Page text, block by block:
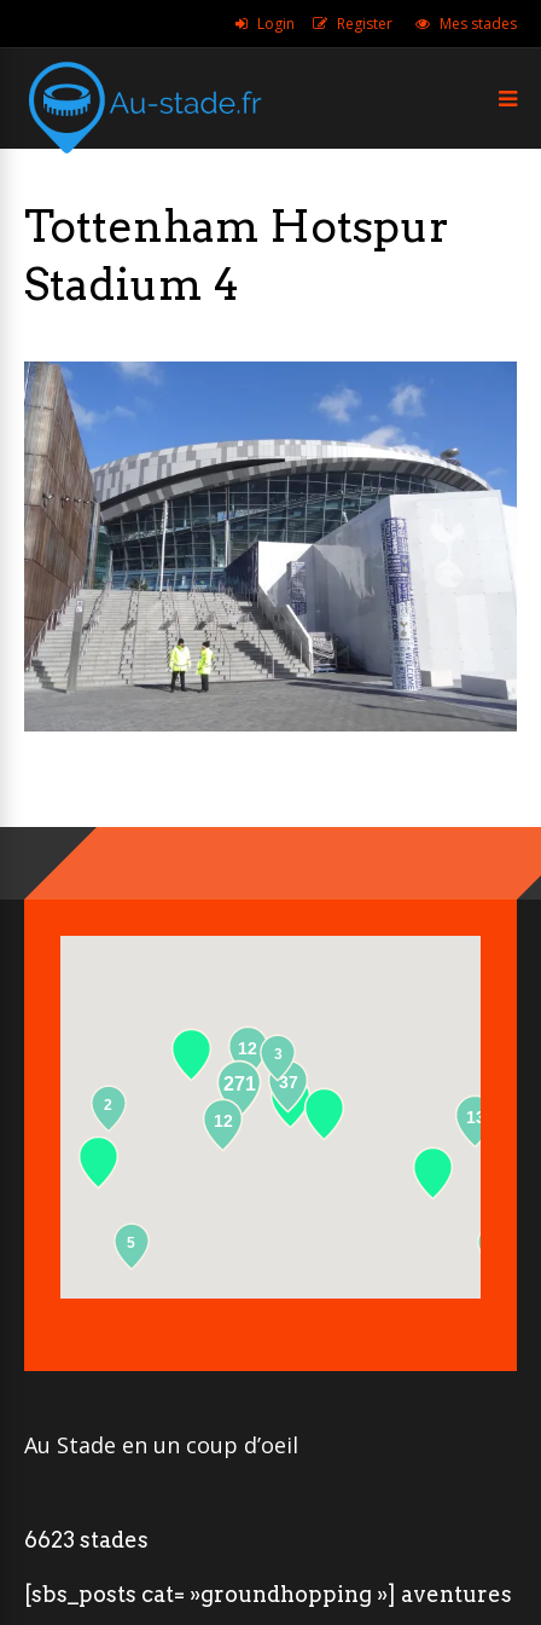
Login Register Mes stades
Tottenham Hotspur
Stadium 4
12
271
13
37
2
5
12
3
Au Stade en un coup d’oeil
6623 stades
[sbs_posts cat= »groundhopping »] aventures